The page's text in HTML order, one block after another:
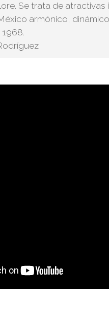
Se trata de
armónico,